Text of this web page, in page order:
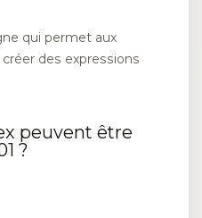
qui permet aux
des expressions
peuvent être
?